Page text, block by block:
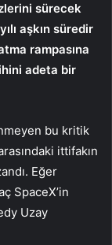
sürecek
aşkın süredir
rampasına
adeta bir
bu kritik
ittifakın
Eğer
SpaceX’in
Uzay